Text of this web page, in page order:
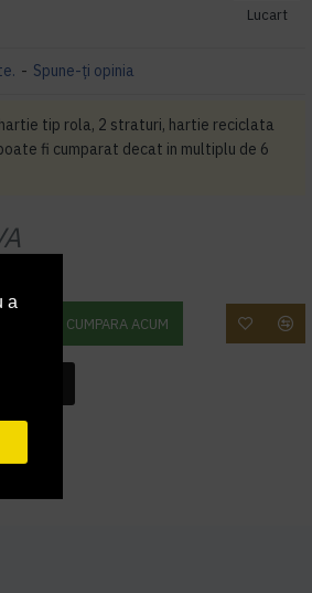
a
Lucart
- Spune-ţi opinia
CUMPARA ACUM
tip rola, 2 straturi, hartie reciclata
fi cumparat decat in multiplu de 6